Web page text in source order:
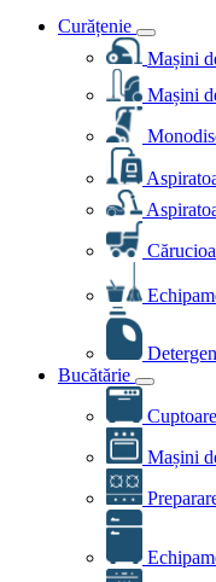
Curățenie
Mașini
Mașini
Bucătărie
Cuptoare
Mașini